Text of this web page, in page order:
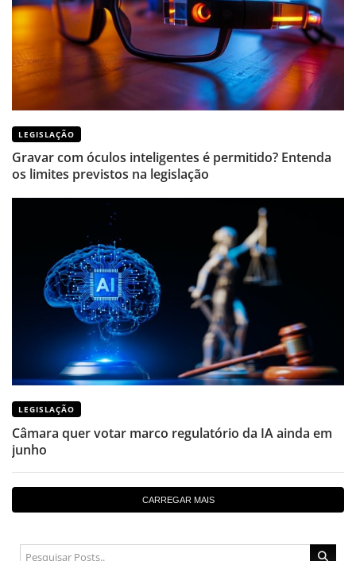
LEGISLAÇÃO
Gravar com óculos inteligentes é permitido? Entenda
os limites previstos na legislação
LEGISLAÇÃO
Câmara quer votar marco regulatório da IA ainda em
junho
CARREGAR MAIS